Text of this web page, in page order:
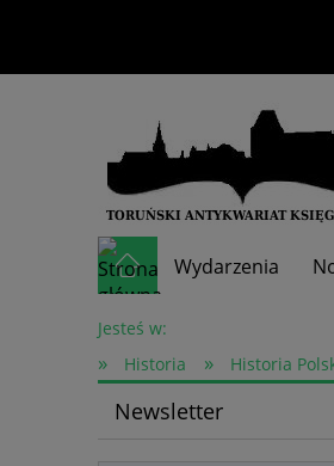
Wydarzenia
Skup książek
Jesteś w:
» Historia » Historia
Newsletter